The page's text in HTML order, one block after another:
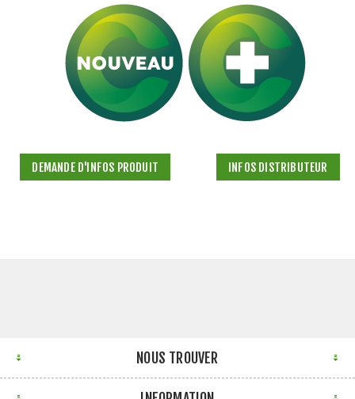
DEMANDE D'INFOS PRODUIT INFOS DISTRIBUTEUR
NOUS TROUVER